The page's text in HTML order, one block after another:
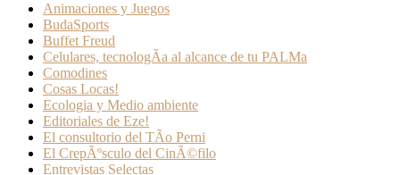
Animaciones y Juegos
BudaSports
Buffet Freud
Celulares, tecnologÃ­a al alcance de tu PALMa
Comodines
Cosas Locas!
Ecologia y Medio ambiente
Editoriales de Eze!
El consultorio del TÃ­o Perni
El CrepÃºsculo del CinÃ©filo
Entrevistas Selectas